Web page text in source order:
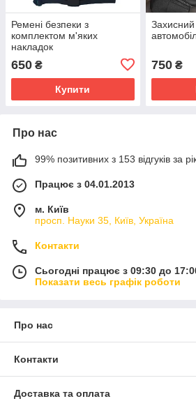
Ремені безпеки з
комплектом м'яких
накладок
650 ₴
Купити
Захисний
750₴
Про нас
99% позитивних з 153 відгуків за
Працює з 04.01.2013
м. Київ
просп. Науки 35, Київ, Україна
Контакти
Сьогодні працює з 09:30 до
Показати весь графік роботи
Про нас
Контакти
Доставка та оплата